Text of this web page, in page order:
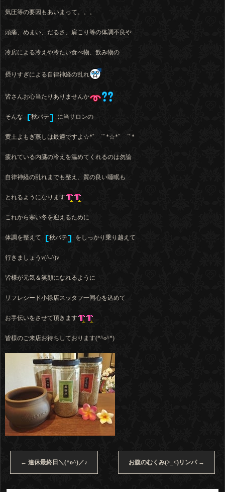
気圧等の要因もあいまって。。。
頭痛、めまい、だるさ、肩こり等の体調不良や
冷房による冷えや冷たい食べ物、飲み物の
摂りすぎによる自律神経の乱れ
皆さんお心当たりありませんか
そんな 秋バテ に当サロンの
黄土よもぎ蒸しは最適ですよ☆*ﾟ ゜ﾟ*☆*ﾟ ゜ﾟ*
疲れている内臓の冷えを温めてくれるのは勿論
自律神経の乱れまでも整え、質の良い睡眠も
とれるようになります
これから寒い冬を迎えるために
体調を整えて 秋バテ をしっかり乗り越えて
行きましょうv(^-^)v
皆様が元気＆笑顔になれるように
リフレシード小禄店スッタフ一同心を込めて
お手伝いをさせて頂きます
皆様のご来店お待ちしております(*^o^*)
← 連休最終日＼(^o^)／♪ お腹のむくみ(>_<)リンパ →